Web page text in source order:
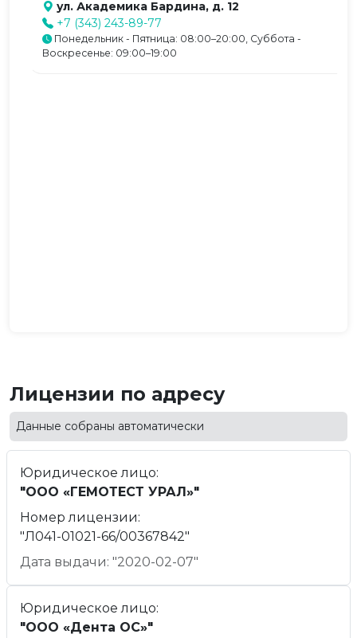
ул. Академика Бардина, д. 12
+7 (343) 243-89-77
Понедельник - Пятница: 08:00–20:00, Суббота -
Воскресенье: 09:00–19:00
Лицензии по адресу
Данные собраны автоматически
Юридическое лицо:
"ООО «ГЕМОТЕСТ УРАЛ»"
Номер лицензии:
"Л041-01021-66/00367842"
Дата выдачи: "2020-02-07"
Юридическое лицо:
"ООО «Дента ОС»"